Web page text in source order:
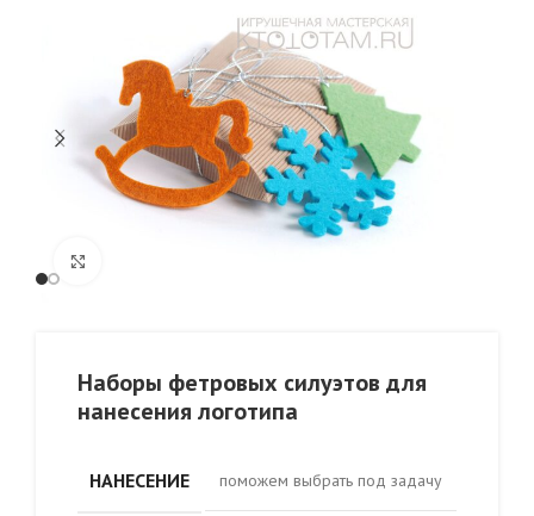
Наборы фетровых силуэтов для
нанесения логотипа
НАНЕСЕНИЕ поможем выбрать под задачу